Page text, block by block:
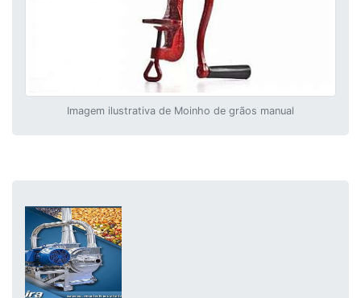
Imagem ilustrativa de Moinho de grãos manual